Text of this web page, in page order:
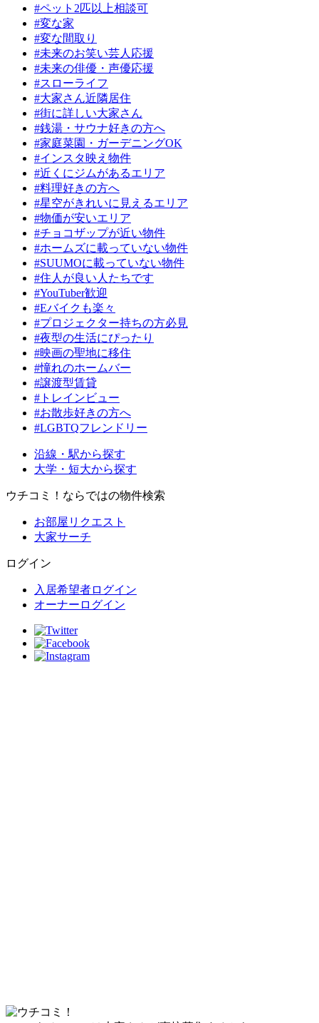
#ペット2匹以上相談可
#変な家
#変な間取り
#未来のお笑い芸人応援
#未来の俳優・声優応援
#スローライフ
#大家さん近隣居住
#街に詳しい大家さん
#銭湯・サウナ好きの方へ
#家庭菜園・ガーデニングOK
#インスタ映え物件
#近くにジムがあるエリア
#料理好きの方へ
#星空がきれいに見えるエリア
#物価が安いエリア
#チョコザップが近い物件
#ホームズに載っていない物件
#SUUMOに載っていない物件
#住人が良い人たちです
#YouTuber歓迎
#Eバイクも楽々
#プロジェクター持ちの方必見
#夜型の生活にぴったり
#映画の聖地に移住
#憧れのホームバー
#譲渡型賃貸
#トレインビュー
#お散歩好きの方へ
#LGBTQフレンドリー
沿線・駅から探す
大学・短大から探す
ウチコミ！ならではの物件検索
お部屋リクエスト
大家サーチ
ログイン
入居希望者ログイン
オーナーログイン